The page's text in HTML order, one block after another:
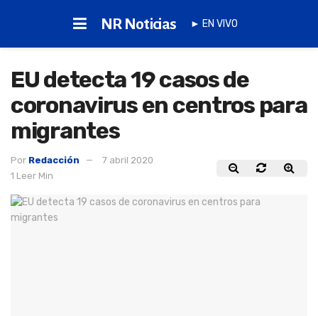
NR Noticias ► EN VIVO
EU detecta 19 casos de
coronavirus en centros para
migrantes
Por Redacción
7 abril 2020
1 Leer Min